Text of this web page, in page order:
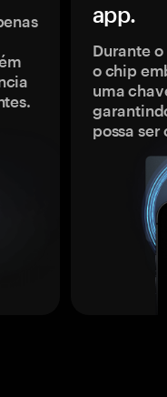
app.
Durante
o chip
uma
possa